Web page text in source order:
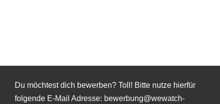
Du möchtest dich bewerben? Toll! Bitte nutze hierfür
folgende E-Mail Adresse: bewerbung@wewatch-